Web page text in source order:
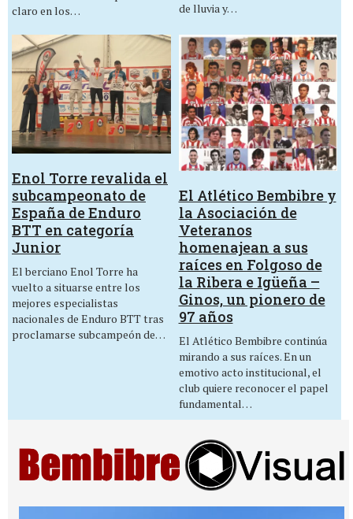
claro en los…
de lluvia y…
Enol Torre revalida el
subcampeonato de
España de Enduro
BTT en categoría
Junior
El berciano Enol Torre ha
vuelto a situarse entre los
mejores especialistas
nacionales de Enduro BTT tras
proclamarse subcampeón de…
El Atlético Bembibre y
la Asociación de
Veteranos
homenajean a sus
raíces en Folgoso de
la Ribera e Igüeña –
Ginos, un pionero de
97 años
El Atlético Bembibre continúa
mirando a sus raíces. En un
emotivo acto institucional, el
club quiere reconocer el papel
fundamental…